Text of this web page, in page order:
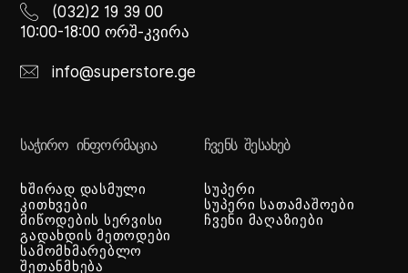
(032)2 19 39 00
10:00-18:00 ორშ-კვირა
info@superstore.ge
ᲡᲐᲭᲘᲠᲝ ᲘᲜᲤᲝᲠᲛᲐᲪᲘᲐ
ხშირად დასმული
კითხვები
მიწოდების სერვისი
გადახდის მეთოდები
სამომხმარებლო
შეთანმხება
ᲩᲕᲔᲜᲡ ᲨᲔᲡᲐᲮᲔᲑ
სუპერი
სუპერი სათამაშოები
ჩვენი მაღაზიები